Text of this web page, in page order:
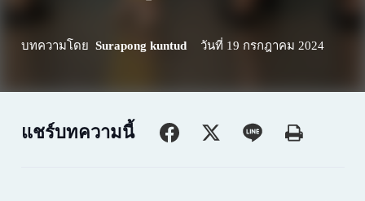
บทความโดย Surapong kuntud วันที่ 19 กรกฎาคม 2024
แชร์บทความนี้